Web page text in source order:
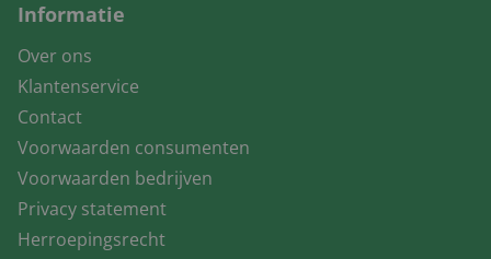
Informatie
Over ons
Klantenservice
Contact
Voorwaarden consumenten
Voorwaarden bedrijven
Privacy statement
Herroepingsrecht